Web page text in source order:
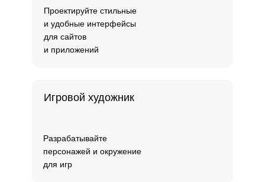
Проектируйте стильные
и удобные интерфейсы
для сайтов
и приложений
Игровой художник
Разрабатывайте
персонажей и окружение
для игр